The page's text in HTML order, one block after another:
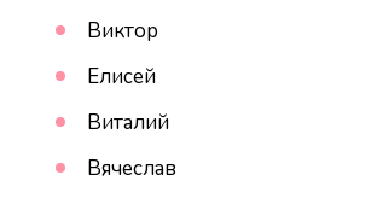
Виктор
Елисей
Виталий
Вячеслав